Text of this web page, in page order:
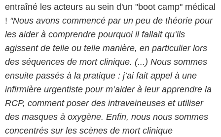
entraîné les acteurs au sein d'un "boot camp" médical
! "Nous avons commencé par un peu de théorie pour
les aider à comprendre pourquoi il fallait qu’ils
agissent de telle ou telle manière, en particulier lors
des séquences de mort clinique. (...) Nous sommes
ensuite passés à la pratique : j’ai fait appel à une
infirmière urgentiste pour m’aider à leur apprendre la
RCP, comment poser des intraveineuses et utiliser
des masques à oxygène. Enfin, nous nous sommes
concentrés sur les scènes de mort clinique